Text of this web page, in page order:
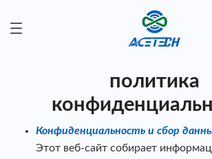
политика
Конфиденциальность и сбор
Этот веб-сайт собирает